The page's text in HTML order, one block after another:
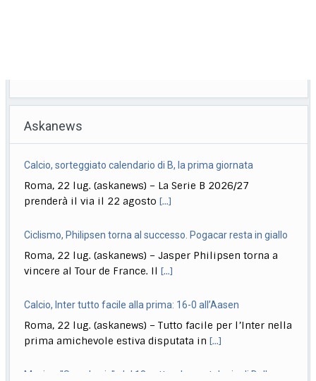
Askanews
Calcio, sorteggiato calendario di B, la prima giornata
Roma, 22 lug. (askanews) – La Serie B 2026/27
prenderà il via il 22 agosto[...]
Ciclismo, Philipsen torna al successo. Pogacar resta in giallo
Roma, 22 lug. (askanews) – Jasper Philipsen torna a
vincere al Tour de France. Il[...]
Calcio, Inter tutto facile alla prima: 16-0 all’Aasen
Roma, 22 lug. (askanews) – Tutto facile per l’Inter nella
prima amichevole estiva disputata in[...]
Musica, "Sono Lucio": dal 18 settembre antologia di Dalla